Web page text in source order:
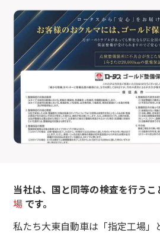
当社は、国と同等の検査を行うこ
場 です。
私たち大東自動車は「指定工場」